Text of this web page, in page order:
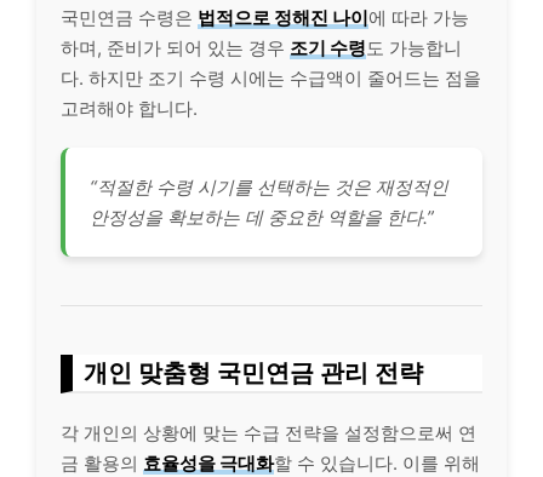
국민연금 수령은 법적으로 정해진 나이에 따라 가능
하며, 준비가 되어 있는 경우 조기 수령도 가능합니
다. 하지만 조기 수령 시에는 수급액이 줄어드는 점을
고려해야 합니다.
“적절한 수령 시기를 선택하는 것은 재정적인
안정성을 확보하는 데 중요한 역할을 한다.”
개인 맞춤형 국민연금 관리 전략
각 개인의 상황에 맞는 수급 전략을 설정함으로써 연
금 활용의 효율성을 극대화할 수 있습니다. 이를 위해